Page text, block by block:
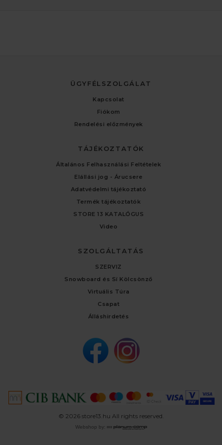
ÜGYFÉLSZOLGÁLAT
Kapcsolat
Fiókom
Rendelési előzmények
TÁJÉKOZTATÓK
Általános Felhasználási Feltételek
Elállási jog - Árucsere
Adatvédelmi tájékoztató
Termék tájékoztatók
STORE 13 KATALÓGUS
Video
SZOLGÁLTATÁS
SZERVIZ
Snowboard és Sí Kölcsönző
Virtuális Túra
Csapat
Álláshirdetés
© 2026 store13.hu All rights reserved.
Webshop by: